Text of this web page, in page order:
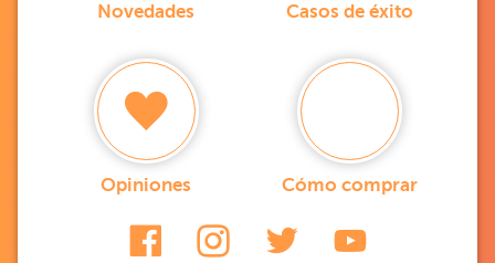
Novedades Casos de éxito
Opiniones Cómo comprar